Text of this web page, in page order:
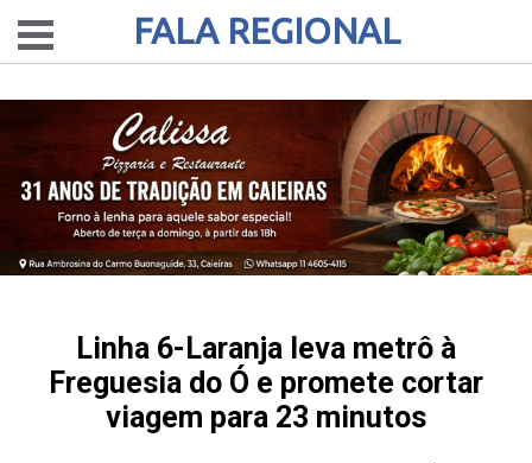
FALA REGIONAL
Linha 6-Laranja leva metrô à
Freguesia do Ó e promete cortar
viagem para 23 minutos